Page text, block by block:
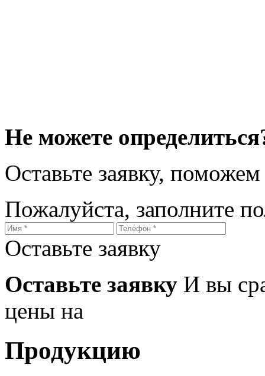
Не можете
Оставьте заявку,
Пожалуйста, заполните
Оставьте заявку
Оставьте заявку И вы
цены на
Продукцию